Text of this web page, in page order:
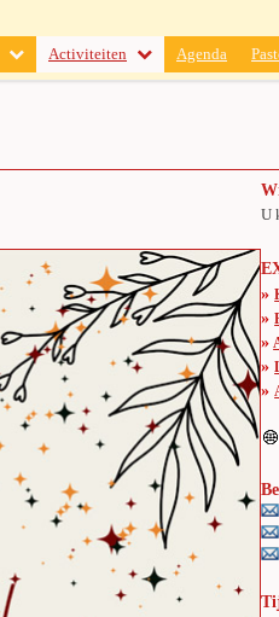
Activiteiten Agenda
U
»
»
»
»
»